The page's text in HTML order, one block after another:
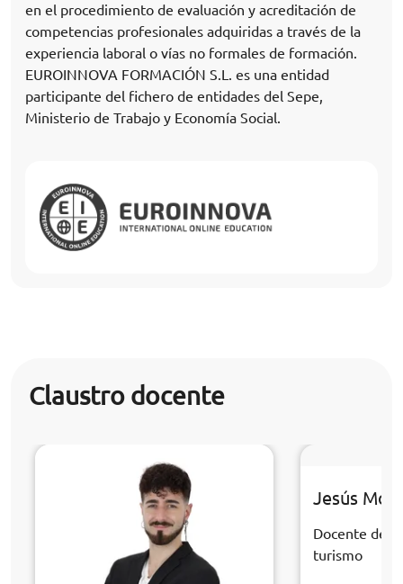
en el procedimiento de evaluación y acreditación de
competencias profesionales adquiridas a través de la
experiencia laboral o vías no formales de formación.
EUROINNOVA FORMACIÓN S.L. es una entidad
participante del fichero de entidades del Sepe,
Ministerio de Trabajo y Economía Social.
Claustro docente
Jesús
Docente de
turismo